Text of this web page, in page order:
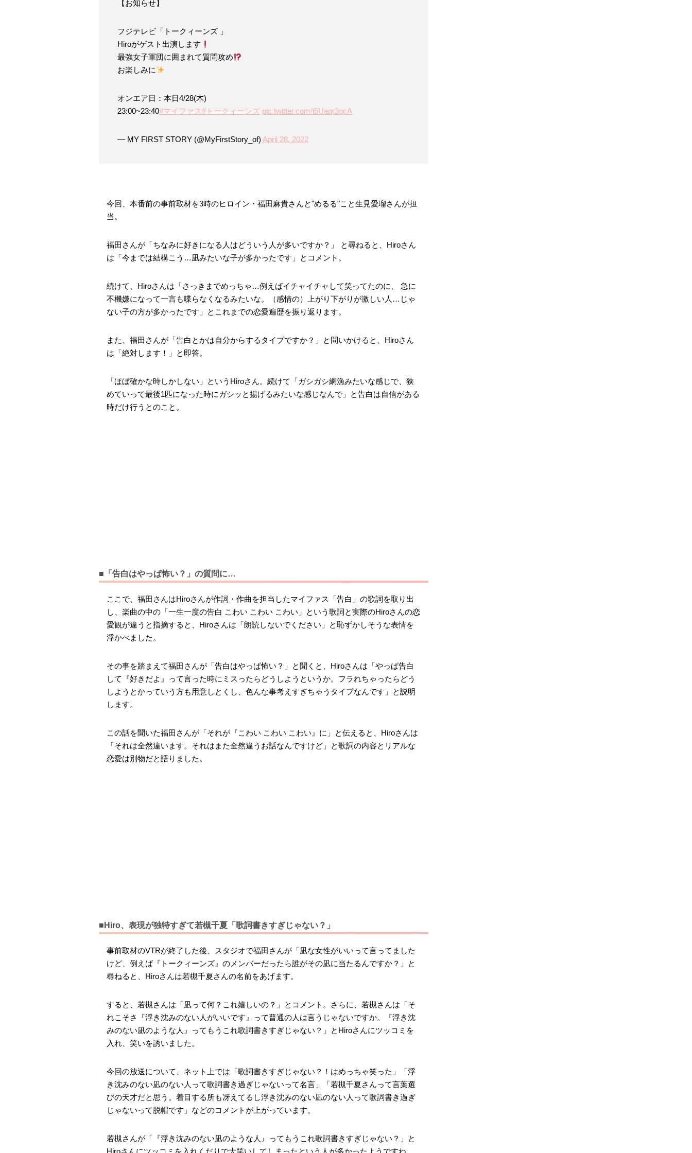
【お知らせ】
フジテレビ「トークィーンズ 」
Hiroがゲスト出演します
最強女子軍団に囲まれて質問攻め
お楽しみに
オンエア日：本日4/28(木)
23:00~23:40#マイファス#トークィーンズ pic.twitter.com/i5Uaqr3qcA
— MY FIRST STORY (@MyFirstStory_of) April 28, 2022
今回、本番前の事前取材を3時のヒロイン・福田麻貴さんと"めるる"こと生見愛瑠さんが担
当。
福田さんが「ちなみに好きになる人はどういう人が多いですか？」 と尋ねると、Hiroさん
は「今までは結構こう…凪みたいな子が多かったです」とコメント。
続けて、Hiroさんは「さっきまでめっちゃ…例えばイチャイチャして笑ってたのに、 急に
不機嫌になって一言も喋らなくなるみたいな。（感情の）上がり下がりが激しい人…じゃ
ない子の方が多かったです」とこれまでの恋愛遍歴を振り返ります。
また、福田さんが「告白とかは自分からするタイプですか？」と問いかけると、Hiroさん
は「絶対します！」と即答。
「ほぼ確かな時しかしない」というHiroさん。続けて「ガシガシ網漁みたいな感じで、狭
めていって最後1匹になった時にガシッと揚げるみたいな感じなんで」と告白は自信がある
時だけ行うとのこと。
■「告白はやっぱ怖い？」の質問に…
ここで、福田さんはHiroさんが作詞・作曲を担当したマイファス「告白」の歌詞を取り出
し、楽曲の中の「一生一度の告白 こわい こわい こわい」という歌詞と実際のHiroさんの恋
愛観が違うと指摘すると、Hiroさんは「朗読しないでください」と恥ずかしそうな表情を
浮かべました。
その事を踏まえて福田さんが「告白はやっぱ怖い？」と聞くと、Hiroさんは「やっぱ告白
して『好きだよ』って言った時にミスったらどうしようというか。フラれちゃったらどう
しようとかっていう方も用意しとくし、色んな事考えすぎちゃうタイプなんです」と説明
します。
この話を聞いた福田さんが「それが『こわい こわい こわい』に」と伝えると、Hiroさんは
「それは全然違います。それはまた全然違うお話なんですけど」と歌詞の内容とリアルな
恋愛は別物だと語りました。
■Hiro、表現が独特すぎて若槻千夏「歌詞書きすぎじゃない？」
事前取材のVTRが終了した後、スタジオで福田さんが「凪な女性がいいって言ってました
けど、例えば『トークィーンズ』のメンバーだったら誰がその凪に当たるんですか？」と
尋ねると、Hiroさんは若槻千夏さんの名前をあげます。
すると、若槻さんは「凪って何？これ嬉しいの？」とコメント。さらに、若槻さんは「そ
れこそさ『浮き沈みのない人がいいです』って普通の人は言うじゃないですか。『浮き沈
みのない凪のような人』ってもうこれ歌詞書きすぎじゃない？」とHiroさんにツッコミを
入れ、笑いを誘いました。
今回の放送について、ネット上では「歌詞書きすぎじゃない？！はめっちゃ笑った」「浮
き沈みのない凪のない人って歌詞書き過ぎじゃないって名言」「若槻千夏さんって言葉選
びの天才だと思う。着目する所も冴えてるし浮き沈みのない凪のない人って歌詞書き過ぎ
じゃないって脱帽です」などのコメントが上がっています。
若槻さんが「『浮き沈みのない凪のような人』ってもうこれ歌詞書きすぎじゃない？」と
Hiroさんにツッコミを入れくだりで大笑いしてしまったという人が多かったようですね。